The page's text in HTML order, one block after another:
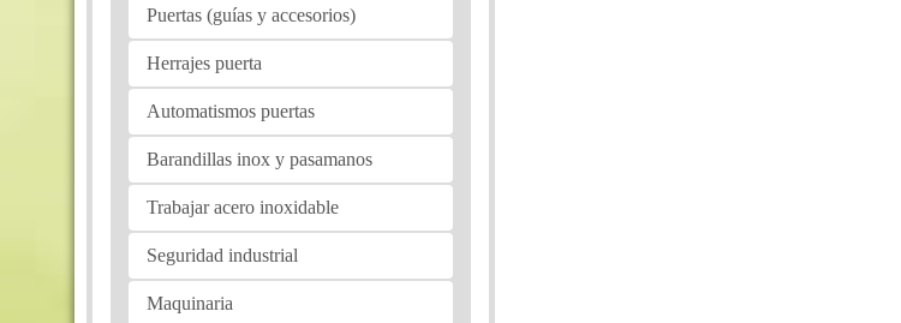
Puertas (guías y accesorios)
Herrajes puerta
Automatismos puertas
Barandillas inox y pasamanos
Trabajar acero inoxidable
Seguridad industrial
Maquinaria